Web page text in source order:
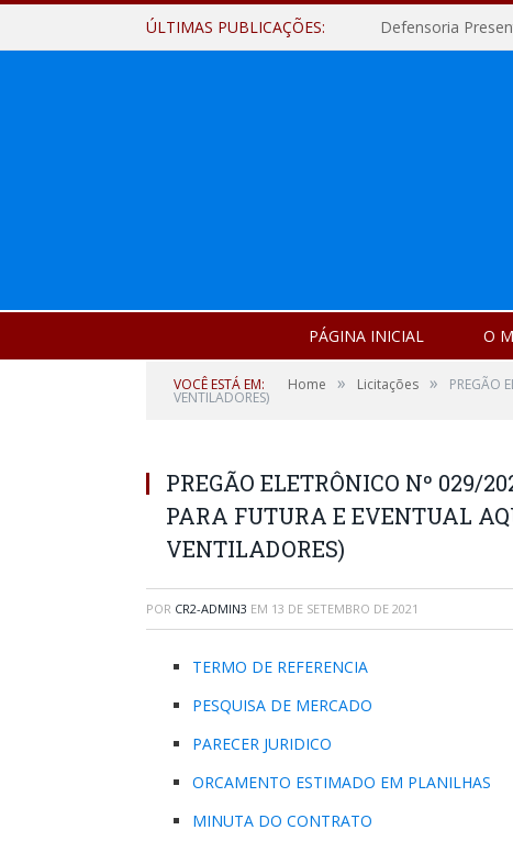
ÚLTIMAS PUBLICAÇÕES: Defensoria
PÁGINA INICIAL O
VOCÊ ESTÁ EM: Home » Licitações » PREGÃO
VENTILADORES)
PREGÃO ELETRÔNICO Nº 029/
PARA FUTURA E EVENTUAL
VENTILADORES)
POR CR2-ADMIN3 EM 13 DE SETEMBRO DE 2021
TERMO DE REFERENCIA
PESQUISA DE MERCADO
PARECER JURIDICO
ORCAMENTO ESTIMADO EM PLANILHAS
MINUTA DO CONTRATO